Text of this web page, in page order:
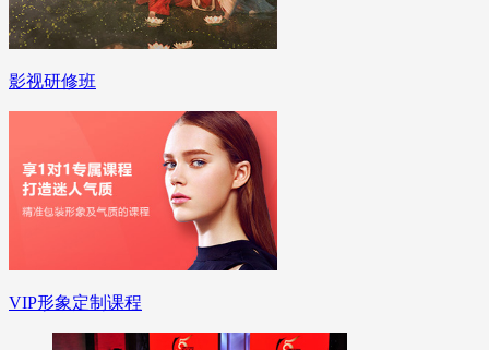
影视研修班
VIP形象定制课程